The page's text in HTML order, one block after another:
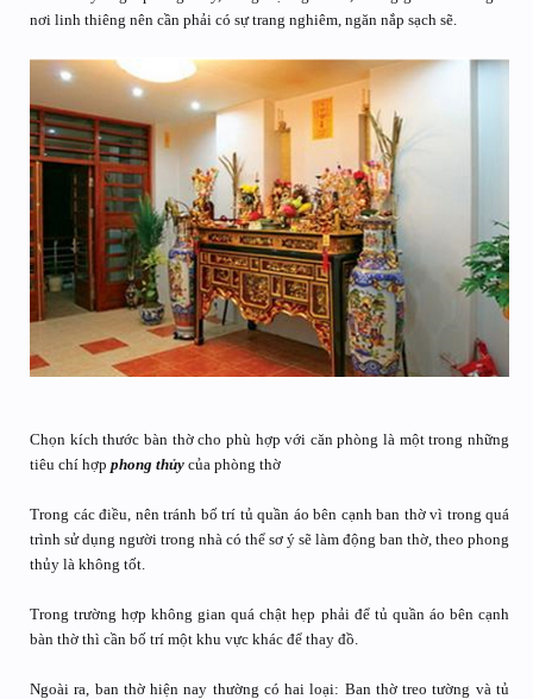
nơi linh thiêng nên cần phải có sự trang nghiêm, ngăn nắp sạch sẽ.
Chọn kích thước bàn thờ cho phù hợp với căn phòng là một trong những
tiêu chí hợp phong thủy của phòng thờ
Trong các điều, nên tránh bố trí tủ quần áo bên cạnh ban thờ vì trong quá
trình sử dụng người trong nhà có thể sơ ý sẽ làm động ban thờ, theo phong
thủy là không tốt.
Trong trường hợp không gian quá chật hẹp phải để tủ quần áo bên cạnh
bàn thờ thì cần bố trí một khu vực khác để thay đồ.
Ngoài ra, ban thờ hiện nay thường có hai loại: Ban thờ treo tường và tủ